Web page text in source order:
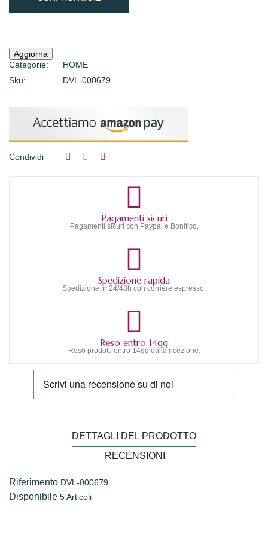
Categorie:
HOME
Sku:
DVL-000679
Condividi
Pagamenti sicuri
Pagamenti sicuri con Paypal e Bonifico.
Spedizione rapida
Spedizione in 24/48h con corriere espresso.
Reso entro 14gg
Reso prodotti entro 14gg dalla ricezione.
DETTAGLI DEL PRODOTTO
RECENSIONI
Riferimento DVL-000679
Disponibile 5 Articoli